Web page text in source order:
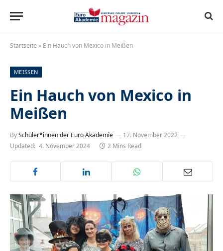
Startseite » Ein Hauch von Mexico in Meißen
MEISSEN
Ein Hauch von Mexico in
Meißen
BySchüler*innen der Euro Akademie
17. November 2022
Updated: 4. November 2024 2 Mins Read